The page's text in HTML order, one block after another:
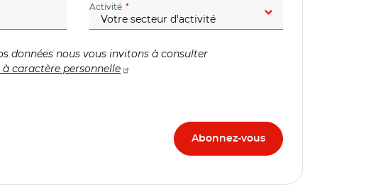
Activité (champ obligatoire)
données nous vous invitons à consulter
caractère personnelle